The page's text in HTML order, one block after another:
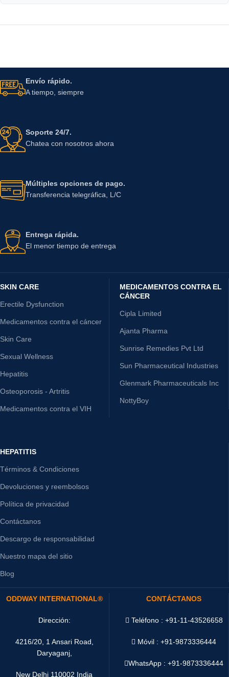
Envío rápido.
A tiempo, siempre
Soporte 24/7.
Chatea con nosotros ahora
Múltiples opciones de pago.
Transferencia telegráfica, L/C
Entrega rápida.
El menor tiempo de entrega
SKIN CARE
Erectile Dysfunction
Medicamentos contra el cáncer
Skin Care
Sexual Wellness
Hepatitis
Osteoporosis - Artritis
Medicamentos contra el VIH
MEDICAMENTOS CONTRA EL
CÁNCER
Cipla Limited
Ajanta Pharma
Sunrise Remedies Pvt Ltd
Sun Pharmaceutical Industries
Glenmark Pharmaceuticals Inc
NottyBoy
HEPATITIS
Términos & Condiciones
Devoluciones y reembolsos
Política de privacidad
Contáctanos
Descargo de responsabilidad
Nuestro mapa del sitio
Blog
ODDWAY INTERNATIONAL®
Dirección:
4216/20, 1 Ansari Road,
Daryaganj,
New Delhi 110002 India
CONTÁCTANOS
Teléfono : +91-11-43526658
Móvil : +91-9873336444
WhatsApp :+91-9873336444